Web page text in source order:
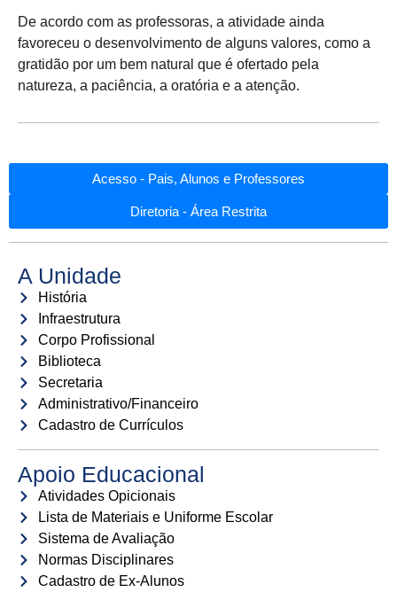
De acordo com as professoras, a atividade ainda
favoreceu o desenvolvimento de alguns valores, como a
gratidão por um bem natural que é ofertado pela
natureza, a paciência, a oratória e a atenção.
Acesso - Pais, Alunos e Professores
Diretoria - Área Restrita
A Unidade
História
Infraestrutura
Corpo Profissional
Biblioteca
Secretaria
Administrativo/Financeiro
Cadastro de Currículos
Apoio Educacional
Atividades Opicionais
Lista de Materiais e Uniforme Escolar
Sistema de Avaliação
Normas Disciplinares
Cadastro de Ex-Alunos